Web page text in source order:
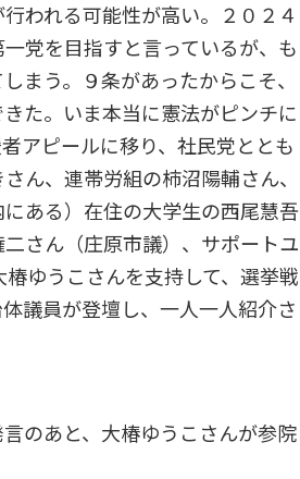
われる可能性が高い。２０２４
党を目指すと言っているが、も
まう。９条があったからこそ、
た。いま本当に憲法がピンチに
アピールに移り、社民党ととも
ん、連帯労組の柿沼陽輔さん、
ある）在住の大学生の西尾慧吾
さん（庄原市議）、サポートユ
ゆうこさんを支持して、選挙戦
議員が登壇し、一人一人紹介さ
のあと、大椿ゆうこさんが参院